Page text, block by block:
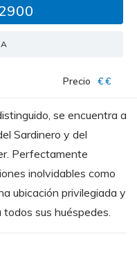
Precio €€
se encuentra a
Sardinero y del
Perfectamente
inolvidables como
ubicación privilegiada y
sus huéspedes.